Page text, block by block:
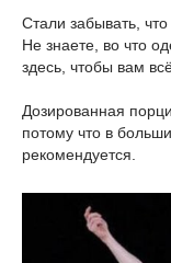
Стали забывать,
Не знаете, во что
здесь, чтобы вам
Дозированная
потому что в
рекомендуется.